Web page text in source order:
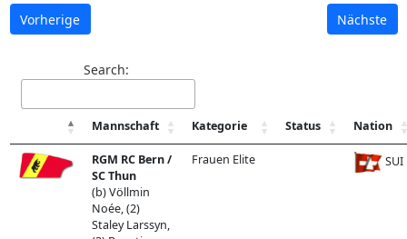
Vorherige Nächste
Search:
Mannschaft Kategorie Status Nation
RGM RC Bern /
SC Thun
(b) Völlmin
Noée, (2)
Staley Larssyn,
Frauen Elite SUI